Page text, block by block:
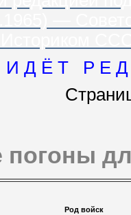
И Д Ё Т Р Е Д
погоны
Род войск